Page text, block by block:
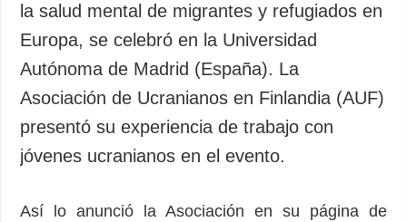
la salud mental de migrantes y refugiados en
Europa, se celebró en la Universidad
Autónoma de Madrid (España). La
Asociación de Ucranianos en Finlandia (AUF)
presentó su experiencia de trabajo con
jóvenes ucranianos en el evento.
Así lo anunció la Asociación en su página de